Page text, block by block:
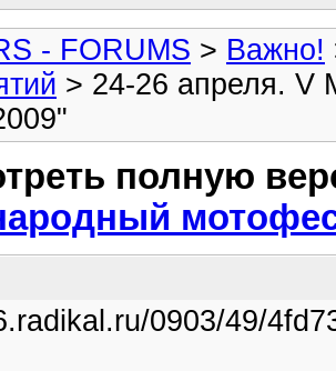
- FORUMS > Важно!
> 24-26 апреля. V
полную
0903/49/